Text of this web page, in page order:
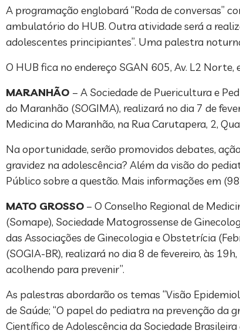
A programação englobará “Roda de conversas”
ambulatório do HUB. Outra atividade será a
adolescentes principiantes”. Uma palestra
O HUB fica no endereço SGAN 605, Av. L2
MARANHÃO – A Sociedade de Puericultura e
do Maranhão (SOGIMA), realizará no dia 7 de
Medicina do Maranhão, na Rua Carutapera, 2,
Na oportunidade, serão promovidos debates,
gravidez na adolescência? Além da visão do
Público sobre a questão. Mais informações em
MATO GROSSO – O Conselho Regional de
(Somape), Sociedade Matogrossense de
das Associações de Ginecologia e Obstetrícia
(SOGIA-BR), realizará no dia 8 de fevereiro, às
acolhendo para prevenir”.
As palestras abordarão os temas “Visão
de Saúde; “O papel do pediatra na prevenção da
Científico de Adolescência da Sociedade